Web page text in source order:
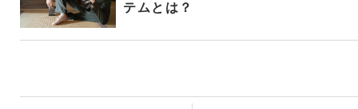
テムとは？